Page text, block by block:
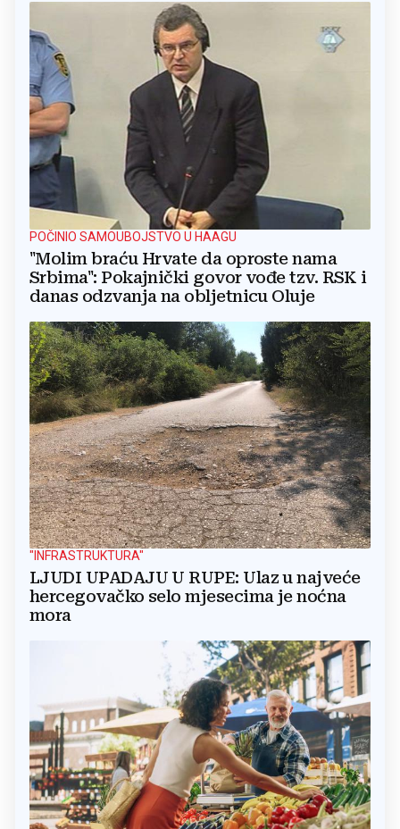
POČINIO SAMOUBOJSTVO U HAAGU
"Molim braću Hrvate da oproste nama
Srbima": Pokajnički govor vođe tzv. RSK i
danas odzvanja na obljetnicu Oluje
"INFRASTRUKTURA"
LJUDI UPADAJU U RUPE: Ulaz u najveće
hercegovačko selo mjesecima je noćna
mora